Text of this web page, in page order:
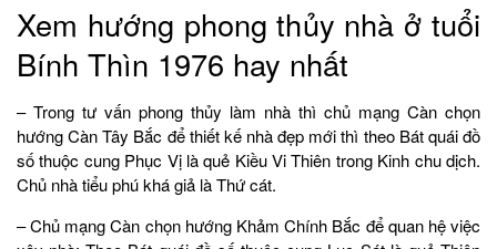
Xem hướng phong thủy nhà ở tuổi
Bính Thìn 1976 hay nhất
– Trong tư vấn phong thủy làm nhà thì chủ mạng Càn chọn
hướng Càn Tây Bắc để thiết kế nhà đẹp mới thì theo Bát quái đồ
số thuộc cung Phục Vị là quẻ Kiều Vi Thiên trong Kinh chu dịch.
Chủ nhà tiểu phú khá giả là Thứ cát.
– Chủ mạng Càn chọn hướng Khảm Chính Bắc để quan hệ việc